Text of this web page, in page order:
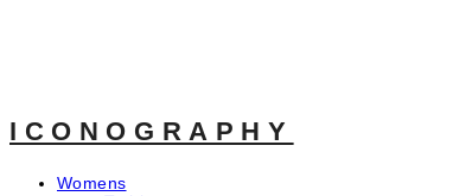
ICONOGRAPHY
Womens